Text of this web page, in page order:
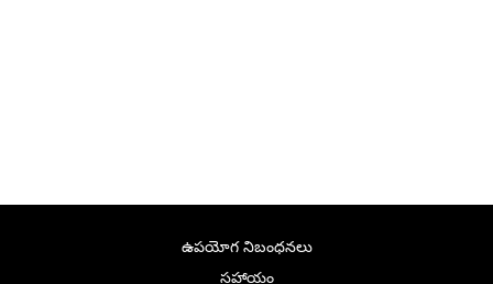
ఉపయోగ నిబంధనలు
సహాయం